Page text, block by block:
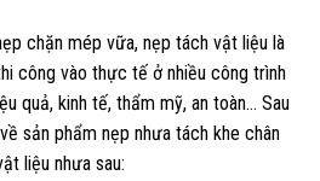
chặn mép vữa, nẹp tách vật liệu là
công vào thực tế ở nhiều công trình
quả, kinh tế, thẩm mỹ, an toàn… Sau
sản phẩm nẹp nhưa tách khe chân
liệu nhưa sau: